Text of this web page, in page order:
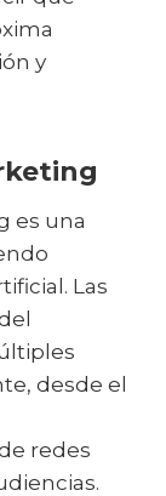
y
es una
Las
desde el
redes